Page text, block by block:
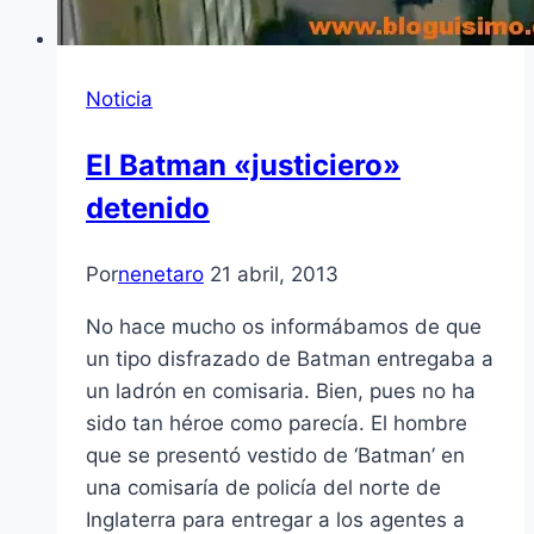
Noticia
El Batman «justiciero»
detenido
Pornenetaro 21 abril, 2013
No hace mucho os informábamos de que
un tipo disfrazado de Batman entregaba a
un ladrón en comisaria. Bien, pues no ha
sido tan héroe como parecí­a. El hombre
que se presentó vestido de ‘Batman’ en
una comisarí­a de policí­a del norte de
Inglaterra para entregar a los agentes a